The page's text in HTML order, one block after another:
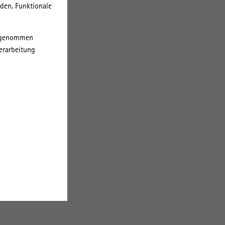
Funktionale